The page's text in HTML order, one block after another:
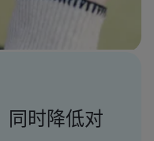
同时降低对